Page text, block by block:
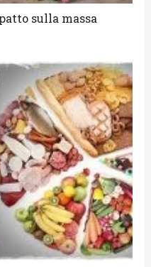
sulla massa